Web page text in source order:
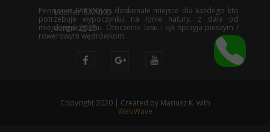
Pensjonat FARYNY to doskonałe miejsce dla każdego kto
potrzebuje wypoczynku na łonie natury, z dala od
miejskiego zgiełku. Otoczenie lasu i łąk sprzyja pieszym /
rowerowym wędrówkom.
Vocher SANKO
cennik2025
Copyright 2020 | Created by Mariusz K. with
WebWave